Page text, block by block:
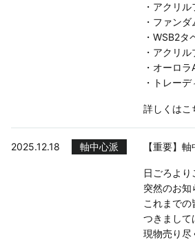
・アクリ
・ファンダ
・WSB2タ
・アクリ
・オーロ
・トレー
詳しくはこ
2025.12.18 軸中心派 【重要】
日ごろより
突然のお
これまでの
つきまして
現物売り尽